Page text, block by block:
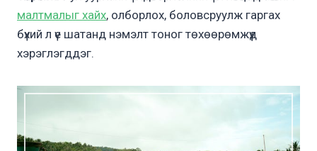
малтмалыг хайх, олборлох, боловсруулж гаргах
бүхий л үе шатанд нэмэлт тоног төхөөрөмжүүд
хэрэглэгддэг.